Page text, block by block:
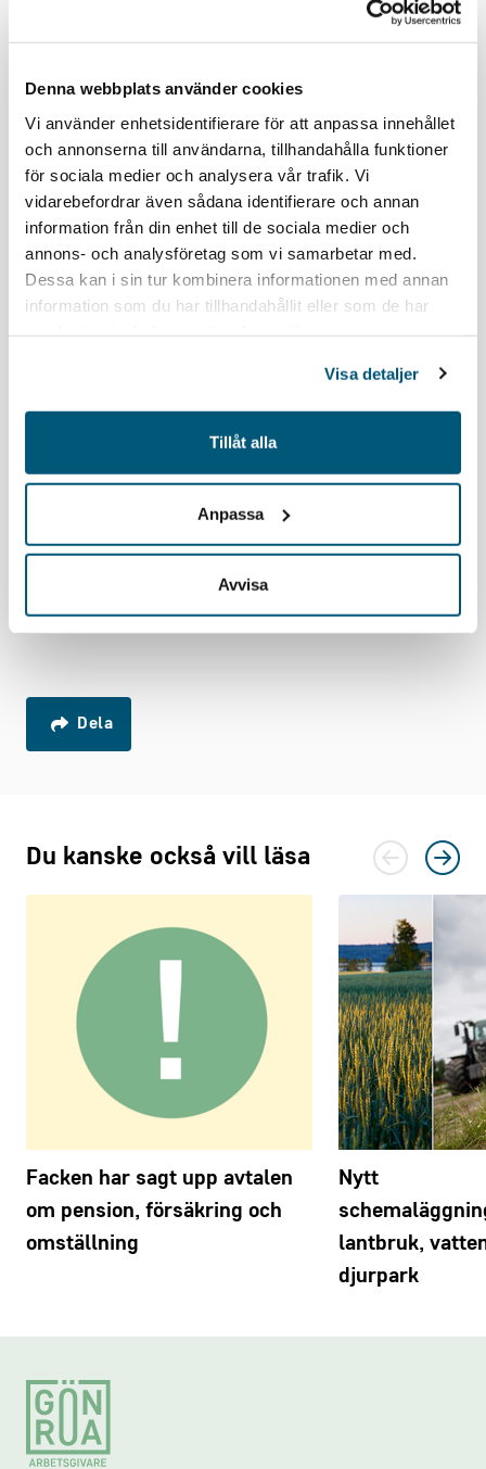
Denna webbplats använder cookies
Vi använder enhetsidentifierare för att anpassa innehållet
och annonserna till användarna, tillhandahålla funktioner
för sociala medier och analysera vår trafik. Vi
vidarebefordrar även sådana identifierare och annan
information från din enhet till de sociala medier och
annons- och analysföretag som vi samarbetar med.
Dessa kan i sin tur kombinera informationen med annan
information som du har tillhandahållit eller som de har
Visa detaljer
Tillåt alla
Anpassa
Avvisa
Förutom det stora rekryteringsbehovet uppger företagen
betydande svårigheter att tillsätta flera av de efterfrågade
rollerna. Svårast är det för företagen i mellersta Norrland
där 82 procent uppger att det har blivit svårare att hitta rätt
kompetens under de senaste fem åren.
- Utbildningar måste bättre möta företagens behov och det
rekryteringssvårigheterna är som störst. Detta kräver att
det finns relevanta utbildningar för de gröna näringarnas
Kristine.
Härkan du ta del av hela resultatet i undersökningen.
Dela
Du kanske också vill läsa
Facken har sagt upp avtalen
om pension, försäkring och
omställning
Nytt
lantbruk,
djurpark
Footer